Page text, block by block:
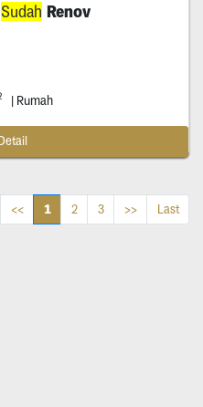
Sudah Renov
| Rumah
<< 1 2 3 >> Last